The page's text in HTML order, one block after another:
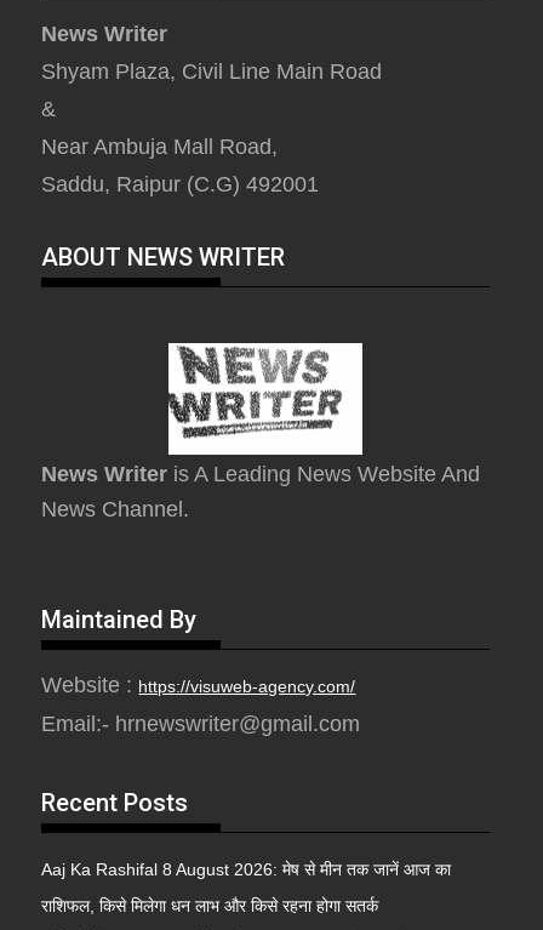
News Writer
Shyam Plaza, Civil Line Main Road
&
Near Ambuja Mall Road,
Saddu, Raipur (C.G) 492001
ABOUT NEWS WRITER
News Writer is A Leading News Website And
News Channel.
Maintained By
Website : https://visuweb-agency.com/
Email:- hrnewswriter@gmail.com
Recent Posts
Aaj Ka Rashifal 8 August 2026: मेष से मीन तक जानें आज का
राशिफल, किसे मिलेगा धन लाभ और किसे रहना होगा सतर्क